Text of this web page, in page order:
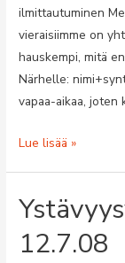
ilmittautuminen
vieraisiimme on
hauskempi, mitä
Närhelle:
vapaa-aikaa, joten
Pécsiläisten
–
2.8.2009
Lue lisää »
12.7.08